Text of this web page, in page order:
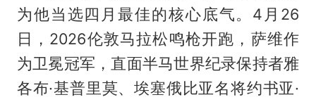
为他当选四月最佳的核心底气。4月26
日，2026伦敦马拉松鸣枪开跑，萨维作
为卫冕冠军，直面半马世界纪录保持者雅
各布·基普里莫、埃塞俄比亚名将约书亚·